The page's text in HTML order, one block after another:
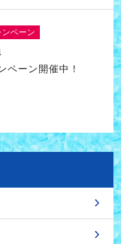
ペーン
ペーン開催中！